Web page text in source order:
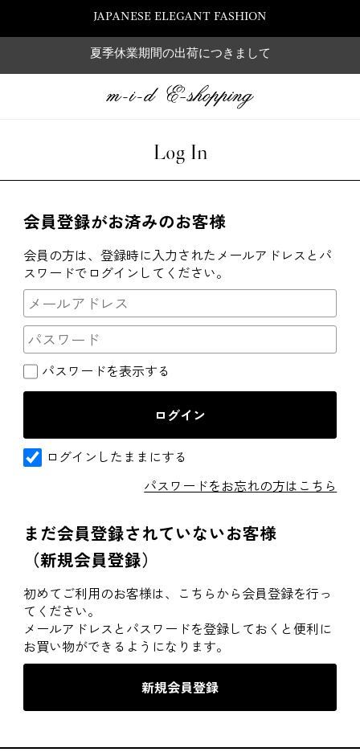
JAPANESE ELEGANT FASHION
夏季休業期間の出荷につきまして
Log In
会員登録がお済みのお客様
会員の方は、登録時に入力されたメールアドレスとパ
スワードでログインしてください。
パスワードを表示する
ログインしたままにする
パスワードをお忘れの方はこちら
まだ会員登録されていないお客様
（新規会員登録）
初めてご利用のお客様は、こちらから会員登録を行っ
てください。
メールアドレスとパスワードを登録しておくと便利に
お買い物ができるようになります。